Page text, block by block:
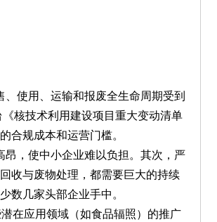
使用、运输和报废全生命周期受到
核技术利用建设项目重大变动清单
合规成本和运营门槛。
，使中小企业难以负担。其次，严
收与废物处理，都需要巨大的持续
数几家头部企业手中。
在应用领域（如食品辐照）的推广